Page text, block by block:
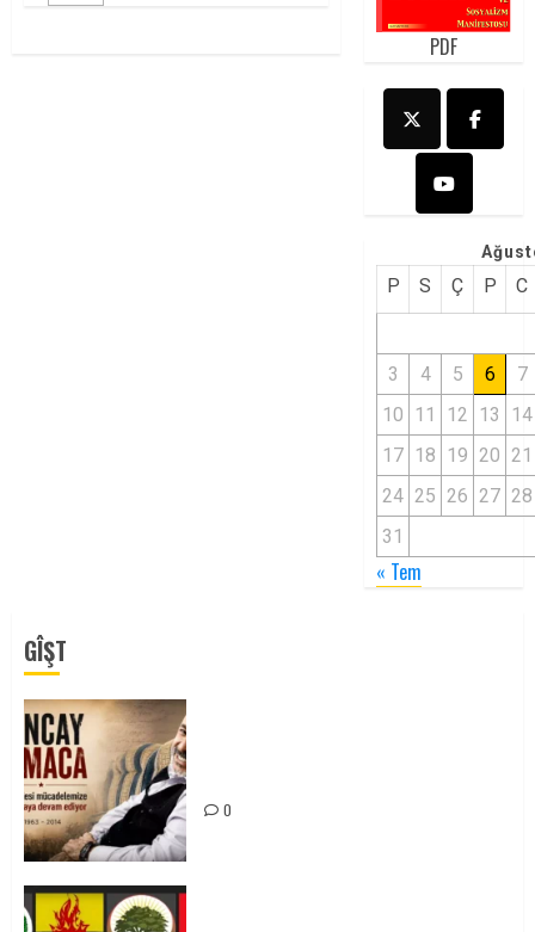
PDF
P S Ç P C
3 4 5 6
7
10 11 12 13
14
17 18 19 20 21
24 25 26 27 28
31
« Tem
GÎŞT
0